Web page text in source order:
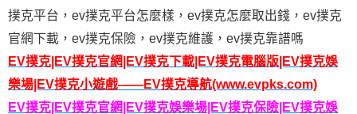
撲克平台，ev撲克平台怎麼樣，ev撲克怎麼取出錢，ev撲克
官網下載，ev撲克保險，ev撲克維護，ev撲克靠譜嗎
EV撲克|EV撲克官網|EV撲克下載|EV撲克電腦版|EV撲克娛
樂場|EV撲克小遊戲——EV撲克導航(www.evpks.com)
EV撲克|EV撲克官網|EV撲克娛樂場|EV撲克保險|EV撲克娛